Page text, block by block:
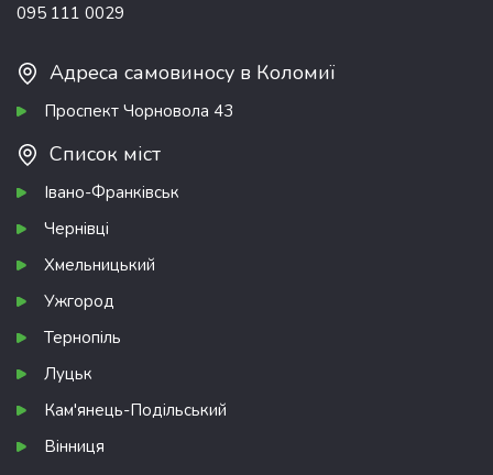
095 111 0029
Адреса самовиносу в Коломиї
Проспект Чорновола 43
Список міст
Івано-Франківськ
Чернівці
Хмельницький
Ужгород
Тернопіль
Луцьк
Кам'янець-Подільський
Вінниця